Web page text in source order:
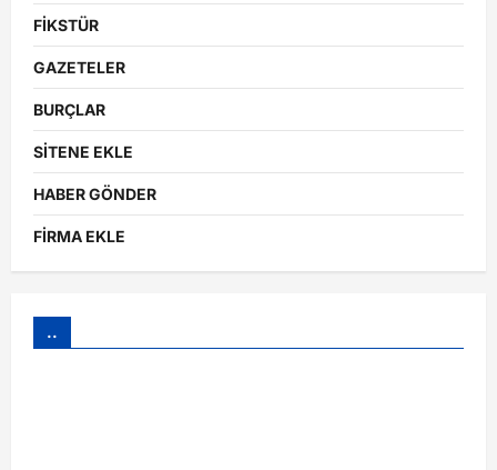
FİKSTÜR
GAZETELER
BURÇLAR
SİTENE EKLE
HABER GÖNDER
FİRMA EKLE
..